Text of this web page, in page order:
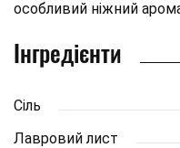
особливий ніжний
Інгредієнти
Сіль
Лавровий лист